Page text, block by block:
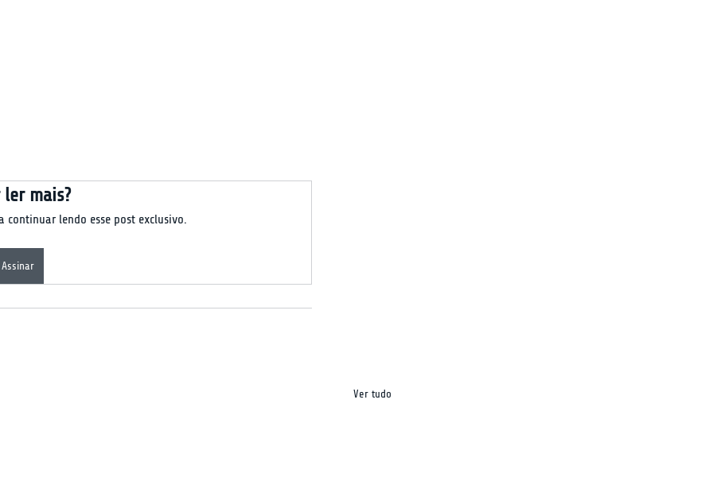
ler mais?
continuar lendo esse post exclusivo.
Assinar
Ver tudo